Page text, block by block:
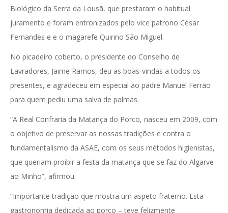
Biológico da Serra da Lousã, que prestaram o habitual
juramento e foram entronizados pelo vice patrono César
Fernandes e e o magarefe Quirino São Miguel.
No picadeiro coberto, o presidente do Conselho de
Lavradores, Jaime Ramos, deu as boas-vindas a todos os
presentes, e agradeceu em especial ao padre Manuel Ferrão
para quem pediu uma salva de palmas.
“A Real Confraria da Matança do Porco, nasceu em 2009, com
o objetivo de preservar as nossas tradições e contra o
fundamentalismo da ASAE, com os seus métodos higienistas,
que queriam proibir a festa da matança que se faz do Algarve
ao Minho”, afirmou.
“Importante tradição que mostra um aspeto fraterno. Esta
gastronomia dedicada ao porco – teve felizmente